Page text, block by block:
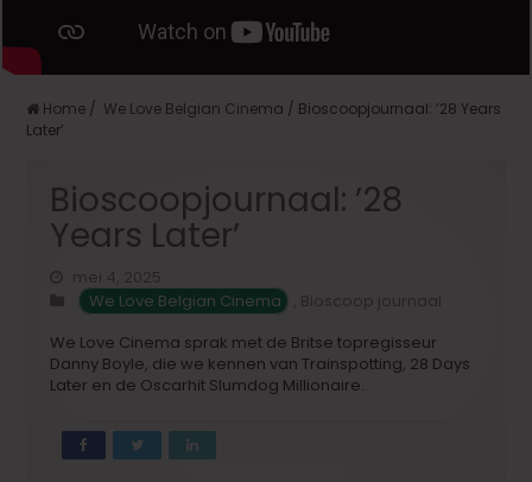
Home / We Love Belgian Cinema / Bioscoopjournaal: ’28 Years
Later’
Bioscoopjournaal: ’28
Years Later’
mei 4, 2025
We Love Belgian Cinema
Bioscoop journaal
We Love Cinema sprak met de Britse topregisseur
Danny Boyle, die we kennen van Trainspotting, 28 Days
Later en de Oscarhit Slumdog Millionaire.